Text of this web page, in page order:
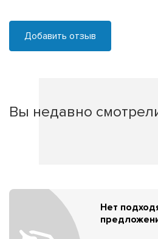
Добавить отзыв
Вы недавно
Нет